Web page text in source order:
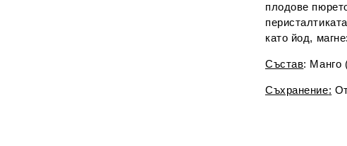
плодове
като йод,
Състав: Манго
Съхранение: